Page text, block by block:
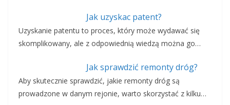
Jak uzyskac patent?
Uzyskanie patentu to proces, który może wydawać się
skomplikowany, ale z odpowiednią wiedzą można go…
Jak sprawdzić remonty dróg?
Aby skutecznie sprawdzić, jakie remonty dróg są
prowadzone w danym rejonie, warto skorzystać z kilku…